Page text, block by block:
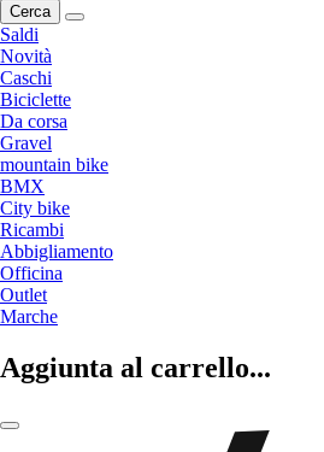
Cerca
Saldi
Novità
Caschi
Biciclette
Da corsa
Gravel
mountain bike
BMX
City bike
Ricambi
Abbigliamento
Officina
Outlet
Marche
Aggiunta al carrello...